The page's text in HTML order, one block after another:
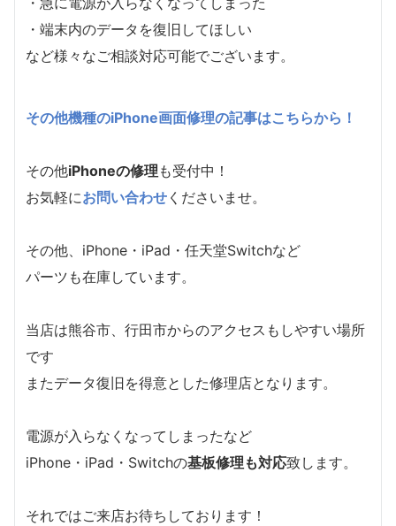
・端末内のデータを復旧してほしい
など様々なご相談対応可能でございます。
その他機種のiPhone画面修理の記事はこちらから！
その他iPhoneの修理 も受付中！
お気軽にお問い合わせ くださいませ。
その他、iPhone・iPad・任天堂Switchなど
パーツも在庫しています。
当店は熊谷市、行田市からのアクセスもしやすい場所
です
またデータ復旧を得意とした修理店となります。
電源が入らなくなってしまったなど
iPhone・iPad・Switchの基板修理も対応致します。
それではご来店お待ちしております！